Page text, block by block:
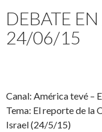
AL
DEBATE
24/06/15
Canal: América tevé –
Tema: El reporte de la
Israel (24/5/15)